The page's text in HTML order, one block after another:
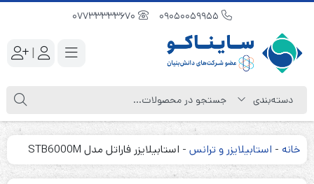
|
خانه - استابیلایزر و ترانس - استابیلایزر فاراتل مدل STB6000M